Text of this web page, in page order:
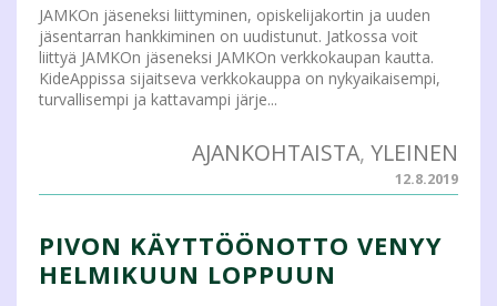
JAMKOn jäseneksi liittyminen, opiskelijakortin ja uuden
jäsentarran hankkiminen on uudistunut. Jatkossa voit
liittyä JAMKOn jäseneksi JAMKOn verkkokaupan kautta.
KideAppissa sijaitseva verkkokauppa on nykyaikaisempi,
turvallisempi ja kattavampi järje...
AJANKOHTAISTA, YLEINEN
12.8.2019
PIVON KÄYTTÖÖNOTTO VENYY
HELMIKUUN LOPPUUN